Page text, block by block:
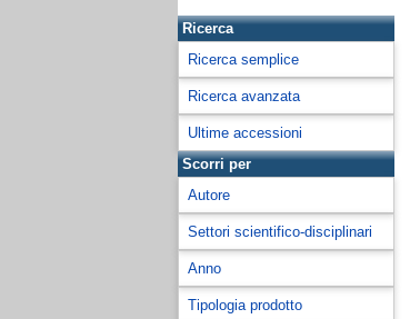
Ricerca
Ricerca semplice
Ricerca avanzata
Ultime accessioni
Scorri per
Autore
Settori scientifico-disciplinari
Anno
Tipologia prodotto